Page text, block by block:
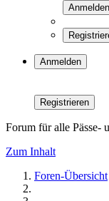
Anmelden
Anmelden
Registrieren
Forum für alle Pässe-
Zum Inhalt
Foren-Übersicht